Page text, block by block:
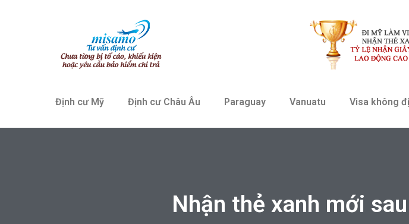
Định cư Mỹ Định cư Châu Âu Paraguay Vanuatu Visa không
Nhận thẻ xanh mới